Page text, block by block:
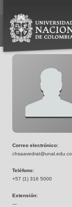
Correo electrónico:
chsaavedrat@unal.edu.co
Teléfono:
+57 (1) 316 5000
Extensión:
---